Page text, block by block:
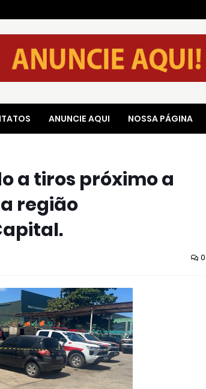
ANUNCIE AQUI NOSSA PÁGINA
a tiros próximo a
região
0